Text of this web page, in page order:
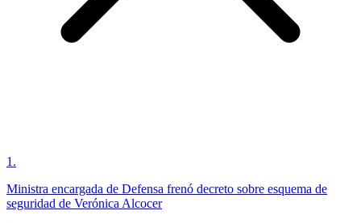
1 .
Ministra encargada de Defensa frenó decreto sobre esquema de
seguridad de Verónica Alcocer